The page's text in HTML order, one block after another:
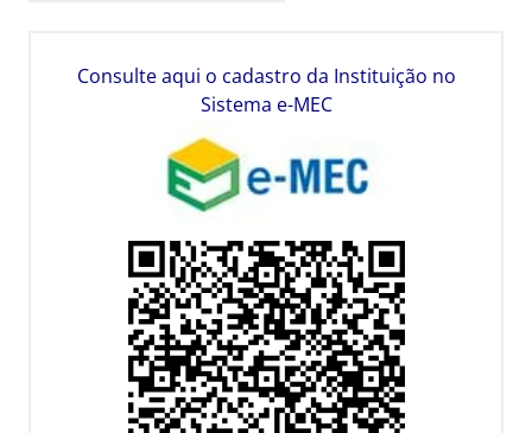
Consulte aqui o cadastro da Instituição no
Sistema e-MEC